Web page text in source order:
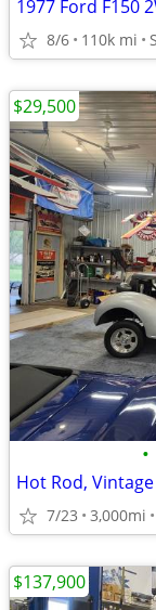
1977 Ford F150
8/6 110k mi
•
Hot Rod,
7/23 3,000mi
$29,500
$137,900